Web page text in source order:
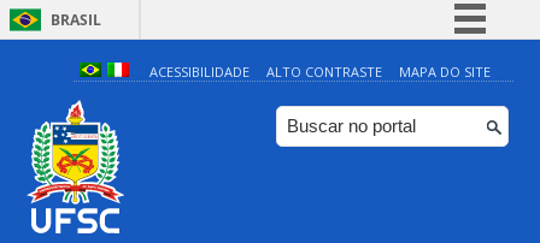
BRASIL
Simplifique!
Comunica BR
Participe
ACESSIBILIDADE ALTO CONTRASTE MAPA DO SITE